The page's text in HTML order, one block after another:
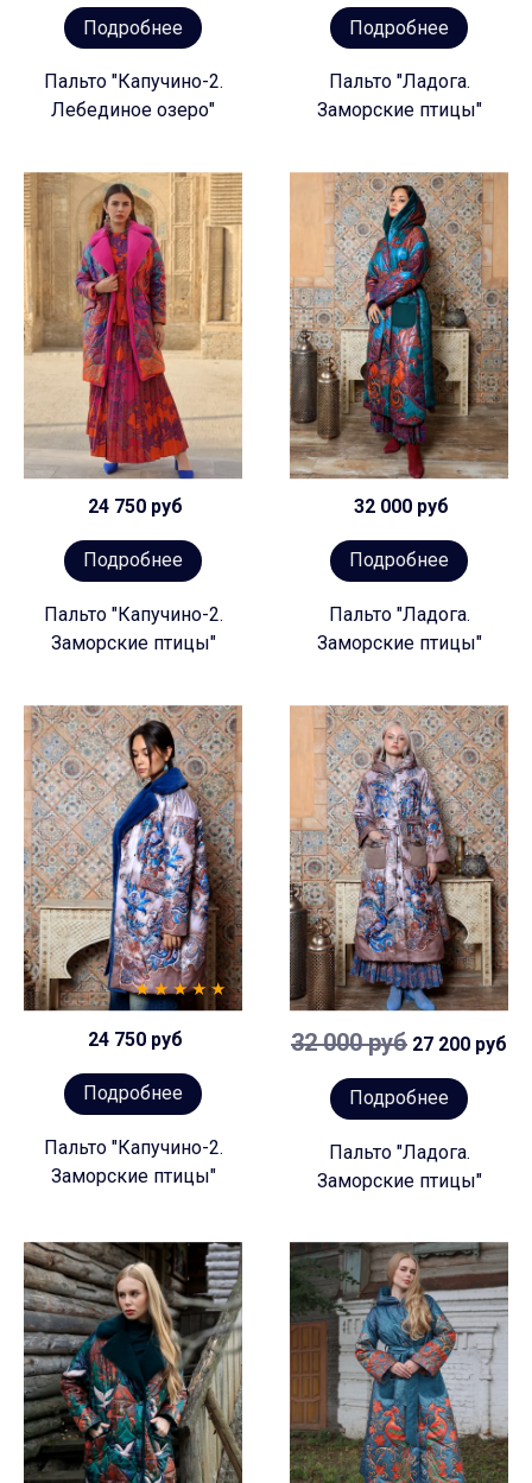
Подробнее
Пальто "Капучино-2.
Лебединое озеро"
Подробнее
Пальто "Ладога.
Заморские птицы"
24 750 руб
Подробнее
Пальто "Капучино-2.
Заморские птицы"
32 000 руб
Подробнее
Пальто "Ладога.
Заморские птицы"
24 750 руб
Подробнее
Пальто "Капучино-2.
Заморские птицы"
32 000 руб 27 200 руб
Подробнее
Пальто "Ладога.
Заморские птицы"